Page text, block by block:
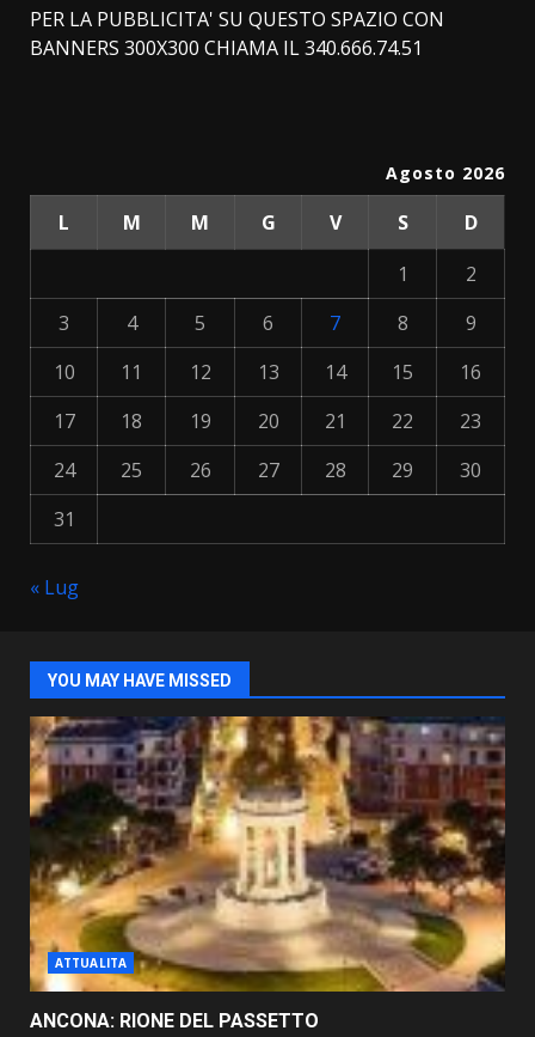
PER LA PUBBLICITA' SU QUESTO SPAZIO CON
BANNERS 300X300 CHIAMA IL 340.666.74.51
Agosto 2026
L M M G V S
D
1
2
3
4 5 6 7 8
9
10
11 12 13 14 15
16
17
18 19 20 21 22
23
24
25 26 27 28 29
30
31
« Lug
YOU MAY HAVE MISSED
ATTUALITA
ANCONA: RIONE DEL PASSETTO